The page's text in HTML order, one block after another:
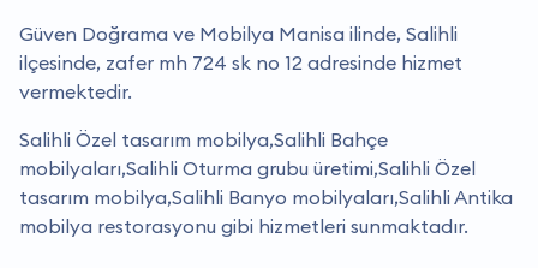
Güven Doğrama ve Mobilya Manisa ilinde, Salihli
ilçesinde, zafer mh 724 sk no 12 adresinde hizmet
vermektedir.
Salihli Özel tasarım mobilya,Salihli Bahçe
mobilyaları,Salihli Oturma grubu üretimi,Salihli Özel
tasarım mobilya,Salihli Banyo mobilyaları,Salihli Antika
mobilya restorasyonu gibi hizmetleri sunmaktadır.